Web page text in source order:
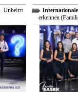
Unbeirrt
erkennen